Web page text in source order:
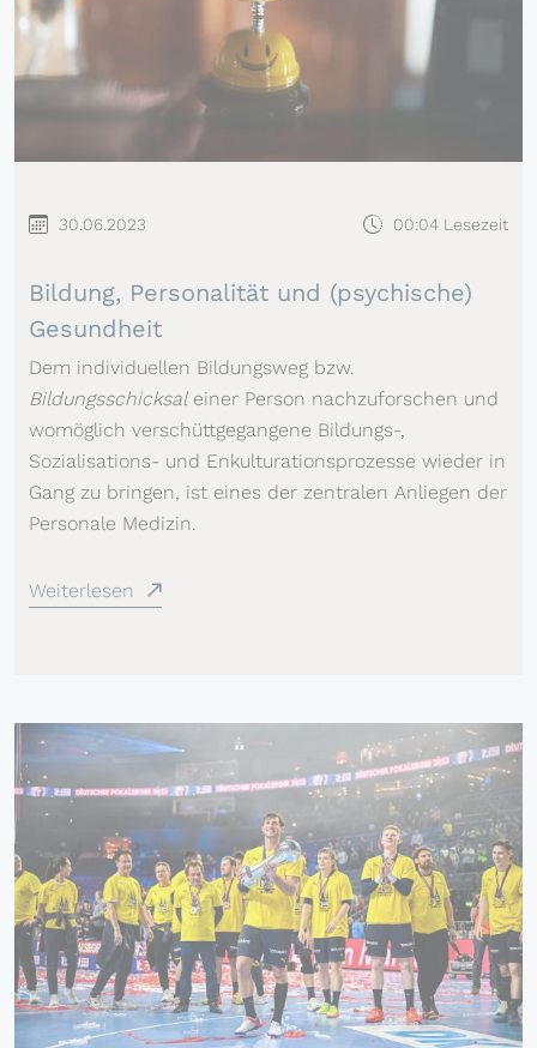
30.06.2023 00:04 Lesezeit
Bildung, Personalität und (psychische)
Gesundheit
Dem individuellen Bildungsweg bzw.
Bildungsschicksaleiner Person nachzuforschen und
womöglich verschüttgegangene Bildungs-,
Sozialisations- und Enkulturationsprozesse wieder in
Gang zu bringen, ist eines der zentralen Anliegen der
Personale Medizin.
Weiterlesen